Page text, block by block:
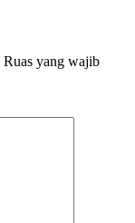
Ruas yang wajib